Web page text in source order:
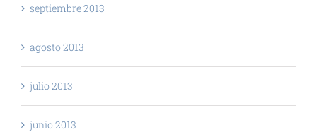
septiembre 2013
agosto 2013
julio 2013
junio 2013